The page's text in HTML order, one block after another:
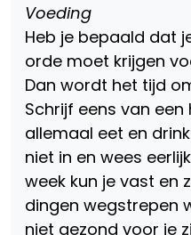
Voeding
Heb je bepaald dat
orde moet krijgen
Dan wordt het tijd
Schrijf eens van
allemaal eet en
niet in en wees
week kun je vast en
dingen wegstrepen
niet gezond voor je